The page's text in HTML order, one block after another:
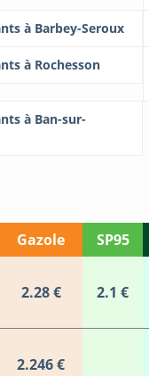
à Barbey-Seroux
à Rochesson
à Ban-sur-
Gazole SP95
2.28 € 2.1 €
2.246 €